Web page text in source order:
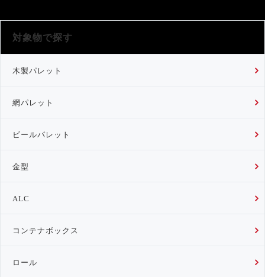
対象物で探す
木製パレット
網パレット
ビールパレット
金型
ALC
コンテナボックス
ロール